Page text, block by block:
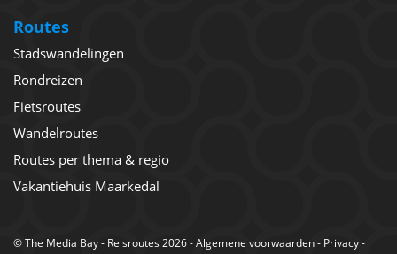
Routes
Stadswandelingen
Rondreizen
Fietsroutes
Wandelroutes
Routes per thema & regio
Vakantiehuis Maarkedal
©The Media Bay- Reisroutes 2026 -Algemene voorwaarden- Privacy-